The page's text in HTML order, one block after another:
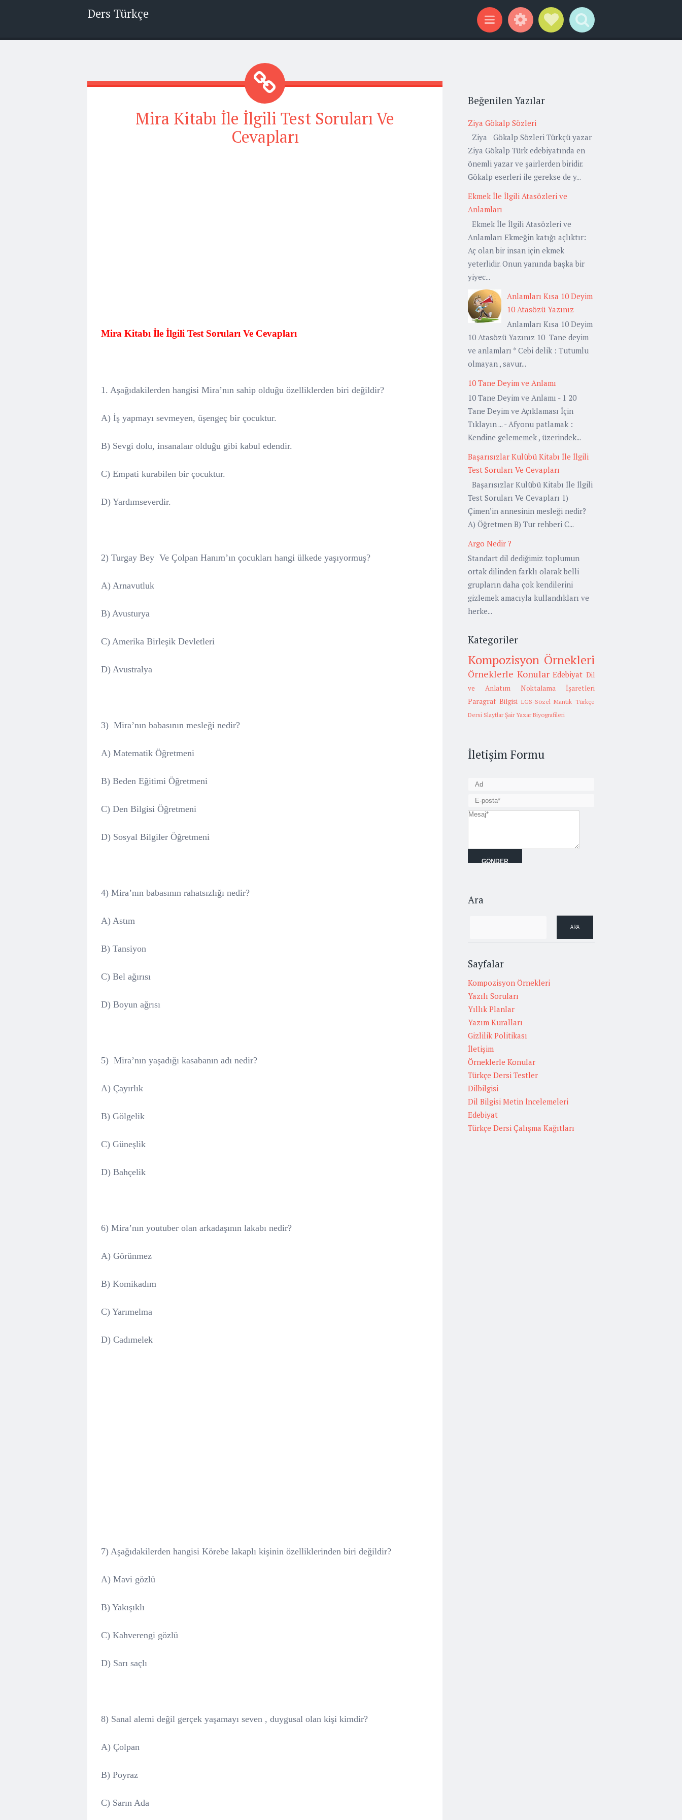
Ders Türkçe
Menu WidgetsSocial Links
Search
Mira Kitabı İle İlgili Test Soruları Ve
Cevapları
Mira Kitabı İle İlgili Test Soruları Ve Cevapları
1. Aşağıdakilerden hangisi Mira’nın sahip olduğu özelliklerden biri değildir?
A) İş yapmayı sevmeyen, üşengeç bir çocuktur.
B) Sevgi dolu, insanalaır olduğu gibi kabul edendir.
C) Empati kurabilen bir çocuktur.
D) Yardımseverdir.
2) Turgay Bey Ve Çolpan Hanım’ın çocukları hangi ülkede yaşıyormuş?
A) Arnavutluk
B) Avusturya
C) Amerika Birleşik Devletleri
D) Avustralya
3) Mira’nın babasının mesleği nedir?
A) Matematik Öğretmeni
B) Beden Eğitimi Öğretmeni
C) Den Bilgisi Öğretmeni
D) Sosyal Bilgiler Öğretmeni
4) Mira’nın babasının rahatsızlığı nedir?
A) Astım
B) Tansiyon
C) Bel ağırısı
D) Boyun ağrısı
5) Mira’nın yaşadığı kasabanın adı nedir?
A) Çayırlık
B) Gölgelik
C) Güneşlik
D) Bahçelik
6) Mira’nın youtuber olan arkadaşının lakabı nedir?
A) Görünmez
B) Komikadım
C) Yarımelma
D) Cadımelek
7) Aşağıdakilerden hangisi Körebe lakaplı kişinin özelliklerinden biri değildir?
A) Mavi gözlü
B) Yakışıklı
C) Kahverengi gözlü
D) Sarı saçlı
8) Sanal alemi değil gerçek yaşamayı seven , duygusal olan kişi kimdir?
A) Çolpan
B) Poyraz
C) Sarın Ada
Beğenilen Yazılar
Ziya Gökalp Sözleri
Ziya Gökalp Sözleri Türkçü yazar
Ziya Gökalp Türk edebiyatında en
önemli yazar ve şairlerden biridir.
Gökalp eserleri ile gerekse de y...
Ekmek İle İlgili Atasözleri ve
Anlamları
Ekmek İle İlgili Atasözleri ve
Anlamları Ekmeğin katığı açlıktır:
Aç olan bir insan için ekmek
yeterlidir. Onun yanında başka bir
yiyec...
Anlamları Kısa 10 Deyim
10 Atasözü Yazınız
Anlamları Kısa 10 Deyim
10 Atasözü Yazınız 10 Tane deyim
ve anlamları * Cebi delik : Tutumlu
olmayan , savur...
10 Tane Deyim ve Anlamı
10 Tane Deyim ve Anlamı - 1 20
Tane Deyim ve Açıklaması İçin
Tıklayın ... - Afyonu patlamak :
Kendine gelememek , üzerindek...
Başarısızlar Kulübü Kitabı İle İlgili
Test Soruları Ve Cevapları
Başarısızlar Kulübü Kitabı İle İlgili
Test Soruları Ve Cevapları 1)
Çimen’in annesinin mesleği nedir?
A) Öğretmen B) Tur rehberi C...
Argo Nedir ?
Standart dil dediğimiz toplumun
ortak dilinden farklı olarak belli
grupların daha çok kendilerini
gizlemek amacıyla kullandıkları ve
herke...
Kategoriler
Kompozisyon Örnekleri
Örneklerle Konular Edebiyat Dil
ve Anlatım
Noktalama İşaretleri
Paragraf Bilgisi LGS-Sözel Mantık Türkçe
Dersi Slaytlar Şair Yazar Biyografileri
İletişim Formu
Ara
Sayfalar
Kompozisyon Örnekleri
Yazılı Soruları
Yıllık Planlar
Yazım Kuralları
Gizlilik Politikası
İletişim
Örneklerle Konular
Türkçe Dersi Testler
Dilbilgisi
Dil Bilgisi Metin İncelemeleri
Edebiyat
Türkçe Dersi Çalışma Kağıtları